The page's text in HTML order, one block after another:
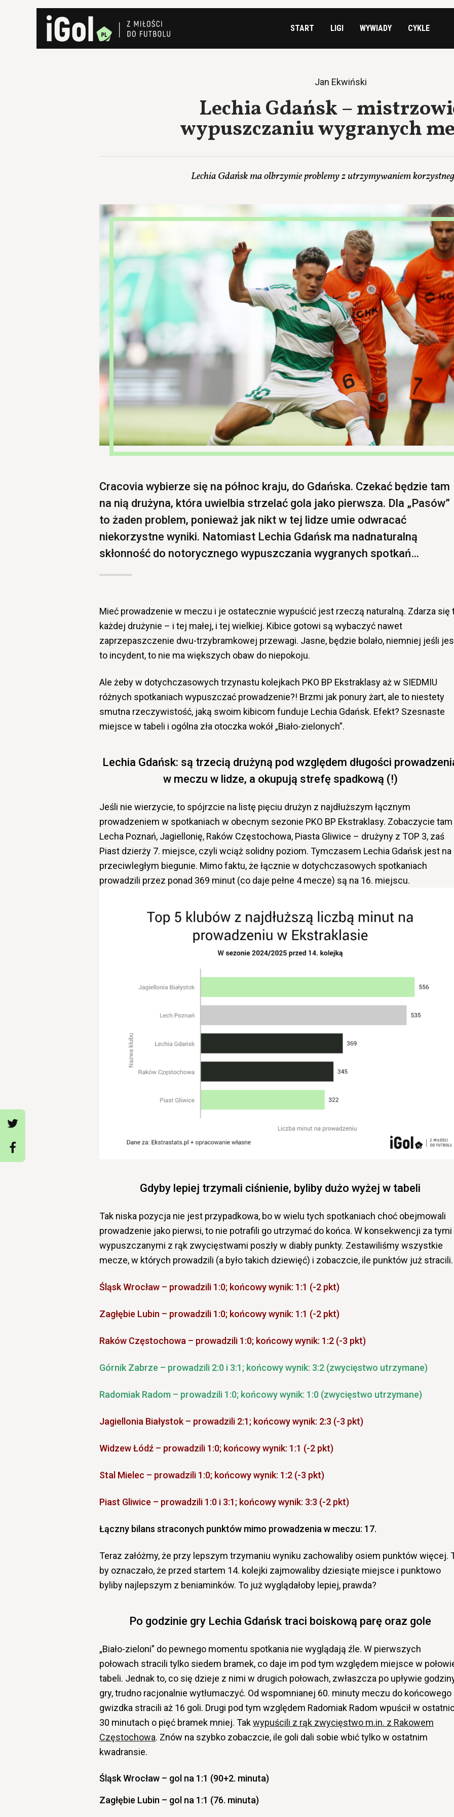
START LIGI WYWIADY CYKLE
Jan Ekwiński
Lechia Gdańsk –
wypuszczaniu wygranych
Lechia Gdańsk ma olbrzymie problemy z utrzymywaniem
Cracovia wybierze się na północ kraju, do Gdańska. Czekać będzie tam
na nią drużyna, która uwielbia strzelać gola jako pierwsza. Dla „Pasów”
to żaden problem, ponieważ jak nikt w tej lidze umie odwracać
niekorzystne wyniki. Natomiast Lechia Gdańsk ma nadnaturalną
skłonność do notorycznego wypuszczania wygranych spotkań…
Mieć prowadzenie w meczu i je ostatecznie wypuścić jest rzeczą naturalną. Zdarza się
każdej drużynie – i tej małej, i tej wielkiej. Kibice gotowi są wybaczyć nawet
zaprzepaszczenie dwu-trzybramkowej przewagi. Jasne, będzie bolało, niemniej jeśli
to incydent, to nie ma większych obaw do niepokoju.
Ale żeby w dotychczasowych trzynastu kolejkach PKO BP Ekstraklasy aż w SIEDMIU
różnych spotkaniach wypuszczać prowadzenie?! Brzmi jak ponury żart, ale to niestety
smutna rzeczywistość, jaką swoim kibicom funduje Lechia Gdańsk. Efekt? Szesnaste
miejsce w tabeli i ogólna zła otoczka wokół „Biało-zielonych”.
Lechia Gdańsk: są trzecią drużyną pod względem długości
w meczu w lidze, a okupują strefę spadkową (!)
Jeśli nie wierzycie, to spójrzcie na listę pięciu drużyn z najdłuższym łącznym
prowadzeniem w spotkaniach w obecnym sezonie PKO BP Ekstraklasy. Zobaczycie tam
Lecha Poznań, Jagiellonię, Raków Częstochowa, Piasta Gliwice – drużyny z TOP 3, zaś
Piast dzierży 7. miejsce, czyli wciąż solidny poziom. Tymczasem Lechia Gdańsk jest na
przeciwległym biegunie. Mimo faktu, że łącznie w dotychczasowych spotkaniach
prowadzili przez ponad 369 minut (co daje pełne 4 mecze) są na 16. miejscu.
Gdyby lepiej trzymali ciśnienie, byliby dużo wyżej w tabeli
Tak niska pozycja nie jest przypadkowa, bo w wielu tych spotkaniach choć obejmowali
prowadzenie jako pierwsi, to nie potrafili go utrzymać do końca. W konsekwencji za tymi
wypuszczanymi z rąk zwycięstwami poszły w diabły punkty. Zestawiliśmy wszystkie
mecze, w których prowadzili (a było takich dziewięć) i zobaczcie, ile punktów już stracili.
Śląsk Wrocław – prowadzili 1:0; końcowy wynik: 1:1 (-2 pkt)
Zagłębie Lubin – prowadzili 1:0; końcowy wynik: 1:1 (-2 pkt)
Raków Częstochowa – prowadzili 1:0; końcowy wynik: 1:2 (-3 pkt)
Górnik Zabrze – prowadzili 2:0 i 3:1; końcowy wynik: 3:2 (zwycięstwo utrzymane)
Radomiak Radom – prowadzili 1:0; końcowy wynik: 1:0 (zwycięstwo utrzymane)
Jagiellonia Białystok – prowadzili 2:1; końcowy wynik: 2:3 (-3 pkt)
Widzew Łódź – prowadzili 1:0; końcowy wynik: 1:1 (-2 pkt)
Stal Mielec – prowadzili 1:0; końcowy wynik: 1:2 (-3 pkt)
Piast Gliwice – prowadzili 1:0 i 3:1; końcowy wynik: 3:3 (-2 pkt)
Łączny bilans straconych punktów mimo prowadzenia w meczu: 17.
Teraz załóżmy, że przy lepszym trzymaniu wyniku zachowaliby osiem punktów więcej.
by oznaczało, że przed startem 14. kolejki zajmowaliby dziesiąte miejsce i punktowo
byliby najlepszym z beniaminków. To już wyglądałoby lepiej, prawda?
Po godzinie gry Lechia Gdańsk traci boiskową parę oraz gole
„Biało-zieloni” do pewnego momentu spotkania nie wyglądają źle. W pierwszych
połowach stracili tylko siedem bramek, co daje im pod tym względem miejsce w
tabeli. Jednak to, co się dzieje z nimi w drugich połowach, zwłaszcza po upływie
gry, trudno racjonalnie wytłumaczyć. Od wspomnianej 60. minuty meczu do końcowego
gwizdka stracili aż 16 goli. Drugi pod tym względem Radomiak Radom wpuścił w
30 minutach o pięć bramek mniej. Takwypuścili z rąk zwycięstwo m.in. z Rakowem
Częstochowa. Znów na szybko zobaczcie, ile goli dali sobie wbić tylko w ostatnim
kwadransie.
Śląsk Wrocław – gol na 1:1 (90+2. minuta)
Zagłębie Lubin – gol na 1:1 (76. minuta)